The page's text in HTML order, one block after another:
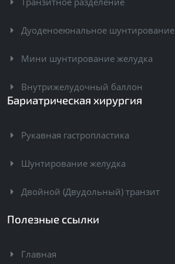
Дуоденоеюнальное шунтирование
Мини шунтирование желудка
Внутрижелудочный баллон
Бариатрическая хирургия
Рукавная гастропластика
Шунтирование желудка
Двойной (Двудольный) транзит
Полезные ссылки
Главная